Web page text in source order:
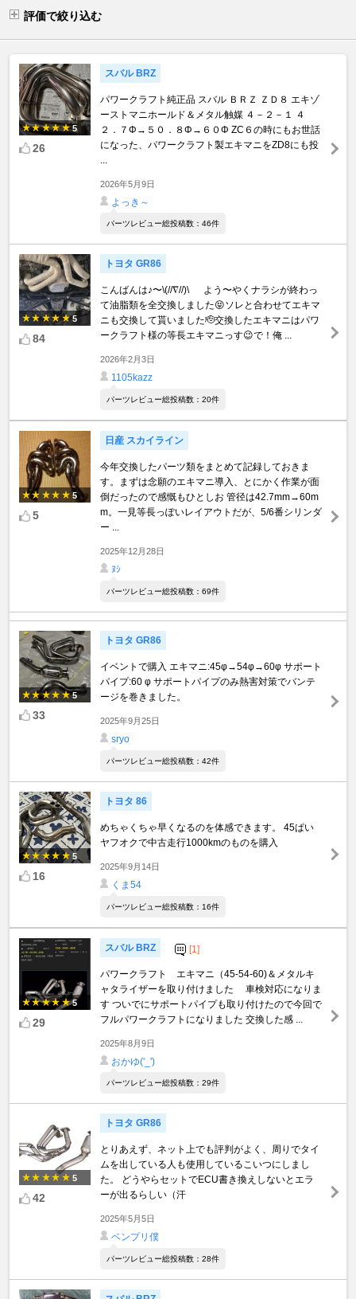
評価で絞り込む
5
26
スバル BRZ
パワークラフト純正品 スバル ＢＲＺ ＺＤ８ エキゾ
ーストマニホールド＆メタル触媒 ４－２－１ ４
２．７Φ→５０．８Φ→６０Φ ZC６の時にもお世話
になった、パワークラフト製エキマニをZD8にも投
2026年5月9日
よっき～
パーツレビュー総投稿数：46件
5
84
トヨタ GR86
こんばんは♪〜\(//∇//)\ よう〜やくナラシが終わっ
て油脂類を全交換しました😝ソレと合わせてエキマ
ニも交換して貰いました🫡交換したエキマニはパワ
ークラフト様の等長エキマニっす😉で！俺 ...
2026年2月3日
1105kazz
パーツレビュー総投稿数：20件
5
5
日産 スカイライン
今年交換したパーツ類をまとめて記録しておきま
す。まずは念願のエキマニ導入、とにかく作業が面
倒だったので感慨もひとしお 管径は42.7mm→60m
m。一見等長っぽいレイアウトだが、5/6番シリンダ
ー ...
2025年12月28日
ﾇｼ
パーツレビュー総投稿数：69件
5
33
トヨタ GR86
イベントで購入 エキマニ:45φ→54φ→60φ サポート
パイプ:60 φ サポートパイプのみ熱害対策でバンテ
ージを巻きました。
2025年9月25日
sryo
パーツレビュー総投稿数：42件
5
16
トヨタ 86
めちゃくちゃ早くなるのを体感できます。 45ぱい
ヤフオクで中古走行1000kmのものを購入
2025年9月14日
くま54
パーツレビュー総投稿数：16件
5
29
スバル BRZ [1]
パワークラフト エキマニ（45-54-60)＆メタルキ
ャタライザーを取り付けました 車検対応になりま
す ついでにサポートパイプも取り付けたので今回で
フルパワークラフトになりました 交換した感 ...
2025年8月9日
おかゆ('_')
パーツレビュー総投稿数：29件
5
42
トヨタ GR86
とりあえず、ネット上でも評判がよく、周りでタイ
ムを出している人も使用しているこいつにしまし
た。 どうやらセットでECU書き換えしないとエラ
ーが出るらしい（汗
2025年5月5日
ベンプリ僕
パーツレビュー総投稿数：28件